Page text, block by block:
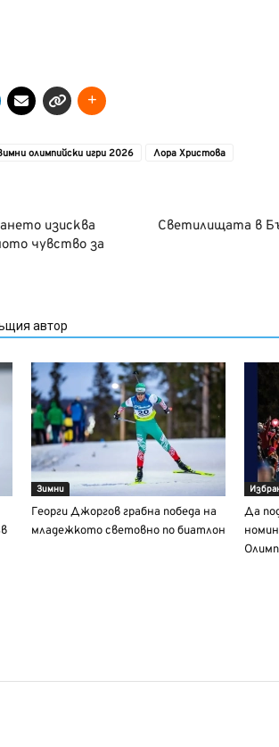
олимпийски игри 2026 Лора Христова
изисква
чувство за
Светилищата в
автор
Зимни
Георги Джоргов грабна победа на
младежкото световно по биатлон
Да